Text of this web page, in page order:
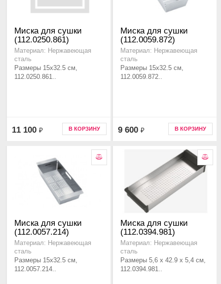
Миска для сушки
(112.0250.861)
Материал: Нержавеющая
сталь
Размеры 15x32.5 см,
112.0250.861..
11 100 ₽ В КОРЗИНУ
Миска для сушки
(112.0059.872)
Материал: Нержавеющая
сталь
Размеры 15x32.5 см,
112.0059.872..
9 600 ₽ В КОРЗИНУ
Миска для сушки
(112.0057.214)
Материал: Нержавеющая
сталь
Размеры 15x32.5 см,
112.0057.214..
Миска для сушки
(112.0394.981)
Материал: Нержавеющая
сталь
Размеры 5,6 x 42.9 x 5,4 см,
112.0394.981..